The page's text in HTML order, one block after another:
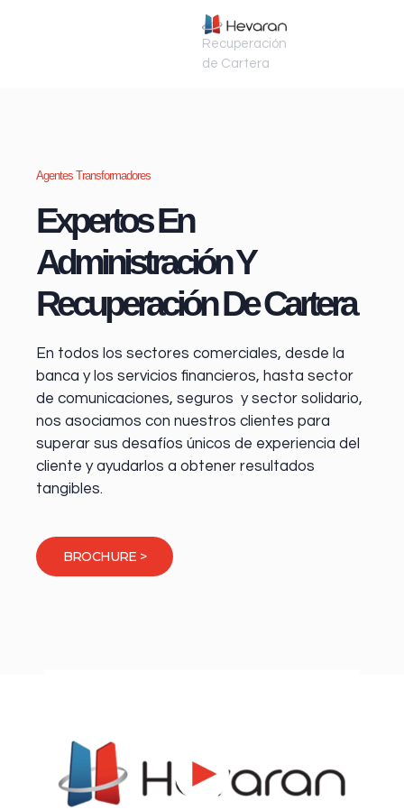
Recuperación
de Cartera
Agentes Transformadores
Expertos En
Administración Y
Recuperación De Cartera
En todos los sectores comerciales, desde la
banca y los servicios financieros, hasta sector
de comunicaciones, seguros y sector solidario,
nos asociamos con nuestros clientes para
superar sus desafíos únicos de experiencia del
cliente y ayudarlos a obtener resultados
tangibles.
BROCHURE >